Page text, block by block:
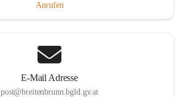
Anrufen
E-Mail Adresse
post@breitenbrunn.bgld.gv.at